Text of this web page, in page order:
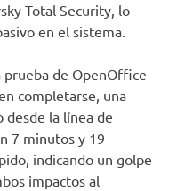
Total Security, lo
en el sistema.
prueba de OpenOffice
completarse, una
desde la línea de
7 minutos y 19
indicando un golpe
impactos al